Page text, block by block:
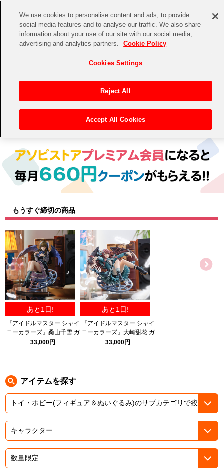
CHANNEL STORE EVENT
ゲーム 電子書籍
EVENT
ASOBI TICKET ASOBI STAGE
その他先行受付
プレミアム会員とは
アイドルマスターシリーズ
アイドルマスター
アイドルマスター ミリオンライブ！
アイドルマスター SideM
学園アイドルマスター
プロジェクトアイマス ヴイアライヴ
テイルズ オブ シリーズ
電音部
太鼓の達人
パックマン
ナムコクラシック
ガンダムシリーズ
ドラゴンボール
イベントグッズ
トイ・ホビー
> 商品ジャンル > トイ・ホビー(フィギュア＆ぬいぐるみ)
もうすぐ締切の商品
あと1日!
『アイドルマスター シャイ
ニーカラーズ』桑山千雪 ガ
ルディエーヌホワイトパー
33,000円
あと1日!
『アイドルマスター シャイ
ニーカラーズ』大崎甜花 ガ
ルディエーヌアメジスト
33,000円
アイテムを探す
We use cookies to personalise content and ads, to provide
social media features and to analyse our traffic. We also share
information about your use of our site with our social media,
advertising and analytics partners.
Cookie Policy
Cookies Settings
Reject All
Accept All Cookies